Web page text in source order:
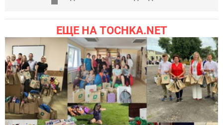
ЕЩЕ НА TOCHKA.NET